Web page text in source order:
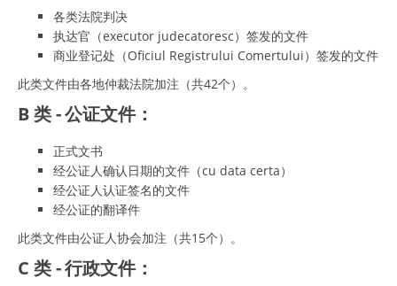
各类法院判决
执达官（executor judecatoresc）签发的文件
商业登记处（Oficiul Registrului Comertului）签发的文件
此类文件由各地仲裁法院加注（共42个）。
B 类 - 公证文件：
正式文书
经公证人确认日期的文件（cu data certa）
经公证人认证签名的文件
经公证的翻译件
此类文件由公证人协会加注（共15个）。
C 类 - 行政文件：